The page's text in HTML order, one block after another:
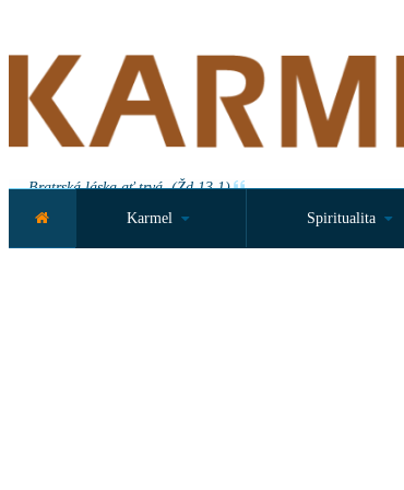
Bratrská láska ať trvá. (Žd 13,1)
Karmel
Spiritualita